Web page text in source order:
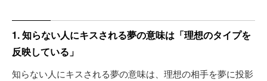
1. 知らない人にキスされる夢の意味は「理想のタイプを
反映している」
知らない人にキスされる夢の意味は、理想の相手を夢に投影